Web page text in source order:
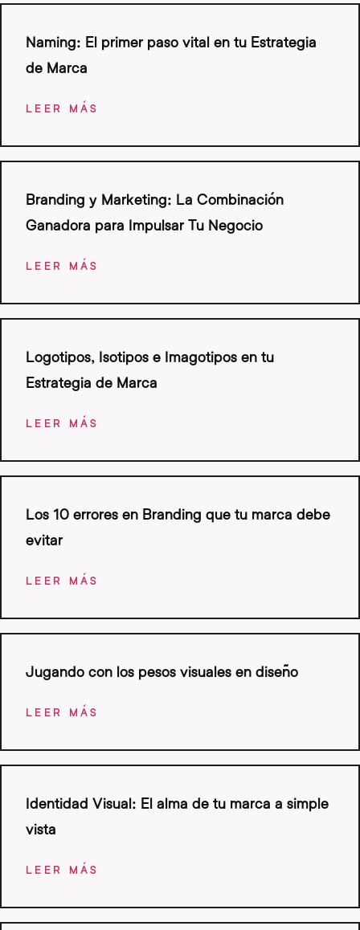
Naming: El primer paso vital en tu Estrategia
de Marca
LEER MÁS
Branding y Marketing: La Combinación
Ganadora para Impulsar Tu Negocio
LEER MÁS
Logotipos, Isotipos e Imagotipos en tu
Estrategia de Marca
LEER MÁS
Los 10 errores en Branding que tu marca debe
evitar
LEER MÁS
Jugando con los pesos visuales en diseño
LEER MÁS
Identidad Visual: El alma de tu marca a simple
vista
LEER MÁS